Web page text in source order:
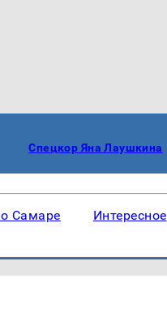
Спецкор Яна Лаушкина
Самаре Интересное